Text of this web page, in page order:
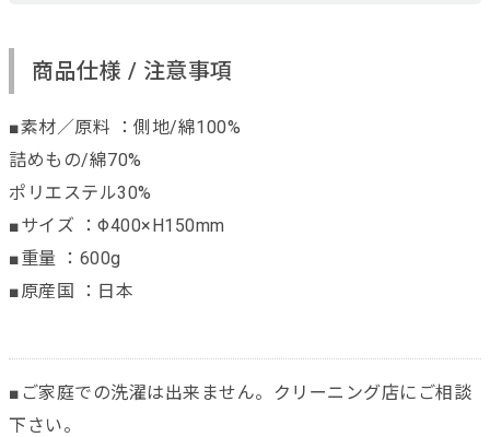
商品仕様 / 注意事項
■素材／原料 ：側地/綿100%
詰めもの/綿70%
ポリエステル30%
■サイズ ：Φ400×H150mm
■重量 ：600g
■原産国 ：日本
■ご家庭での洗濯は出来ません。クリーニング店にご相談
下さい。